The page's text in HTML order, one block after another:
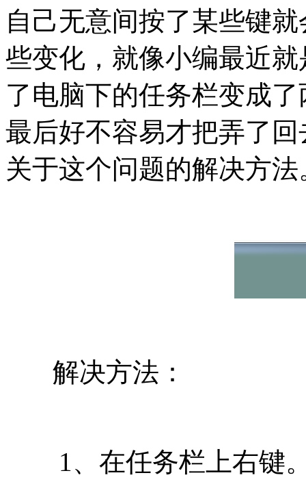
自己无意间按了某些键
些变化，就像小编最近
了电脑下的任务栏变成
最后好不容易才把弄了
关于这个问题的解决方法
解决方法：
1、在任务栏上右键。